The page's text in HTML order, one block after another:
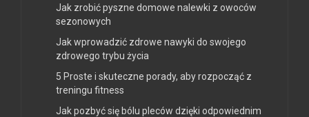
Jak zrobić pyszne domowe nalewki z owoców
sezonowych
Jak wprowadzić zdrowe nawyki do swojego
zdrowego trybu życia
5 Proste i skuteczne porady, aby rozpocząć z
treningu fitness
Jak pozbyć się bólu pleców dzięki odpowiednim